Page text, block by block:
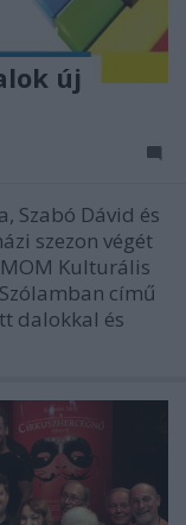
új
Szabó Dávid és
szezon végét
Kulturális
című
dalokkal és